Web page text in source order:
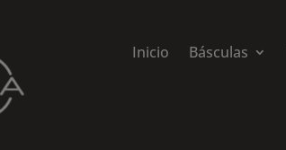
Inicio Básculas